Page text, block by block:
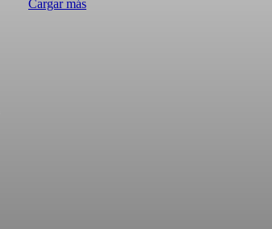
Cargar más